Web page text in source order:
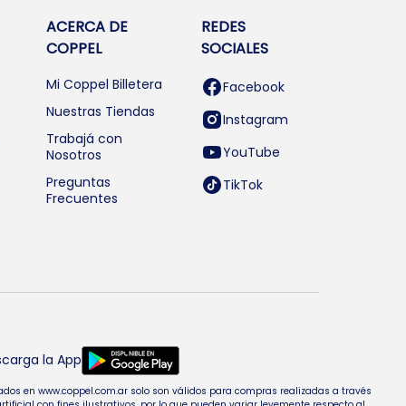
ACERCA DE
COPPEL
Mi Coppel Billetera
Nuestras Tiendas
Trabajá con
Nosotros
Preguntas
Frecuentes
REDES
SOCIALES
Facebook
Instagram
YouTube
TikTok
la App
en www.coppel.com.ar solo son válidos para compras realizadas a través